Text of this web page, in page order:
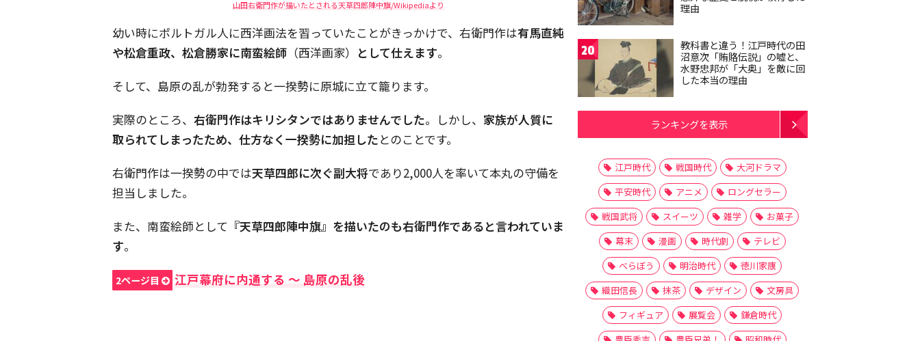
山田右衛門作が描いたとされる天草四郎陣中旗/Wikipediaより
幼い時にポルトガル人に西洋画法を習っていたことがきっかけで、右衛門作は有馬直純
や松倉重政、松倉勝家に南蛮絵師 （西洋画家） として仕えます。
そして、島原の乱が勃発すると一揆勢に原城に立て籠ります。
実際のところ、 右衛門作はキリシタンではありませんでした。しかし、 家族が人質に
取られてしまったため、仕方なく一揆勢に加担したとのことです。
右衛門作は一揆勢の中では天草四郎に次ぐ副大将であり2,000人を率いて本丸の守備を
担当しました。
また、南蛮絵師として 『天草四郎陣中旗』を描いたのも右衛門作であると言われていま
す。
2ページ目 江戸幕府に内通する 〜 島原の乱後
理由
20
教科書と違う！江戸時代の田
沼意次「賄賂伝説」の嘘と、
水野忠邦が「大奥」を敵に回
した本当の理由
ランキングを表示
江戸時代 戦国時代
大河ドラマ
平安時代
アニメ
ロングセラー
戦国武将
スイーツ 雑学
お菓子
幕末
漫画 時代劇
テレビ
べらぼう
明治時代
徳川家康
織田信長
抹茶 デザイン
文房具
フィギュア
展覧会
鎌倉時代